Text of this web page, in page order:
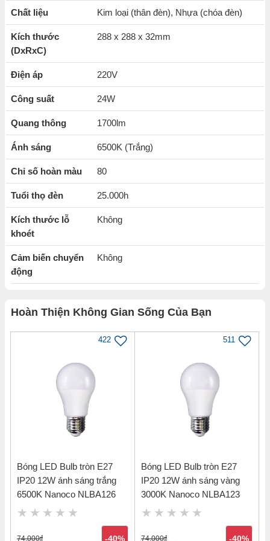
Hiệu suất chiếu sáng vượt trội, đèn có thể hoạt động
liên tục, bền bỉ, không bị nhấp nháytrong nhiều giờ
đồng hồ.
Khung kim loại chắn chắn màu trắng vô cùng sang trọng,
độ bền cao, kết hợp chóa đèn nhựa bảo vệ.
Tuổi thọ của đèn lên đến 25.000 giờ
Khả năngtiết kiệm điện năng hiệu quả
CRI>80phản ánh chân thực màu sắccủa vật thể được
chiếu sáng
Màu sắc đèn trung thực, phù hợp
khác nhau
Chất liệu Kim loại (thân đèn), Nhựa (chóa đèn)
Kích thước
(DxRxC)
288 x 288 x 32mm
Điện áp 220V
Công suất 24W
Quang thông 1700lm
Ánh sáng 6500K (Trắng)
Chỉ số hoàn màu 80
Tuổi thọ đèn 25.000h
Kích thước lỗ
khoét
Không
Cảm biến chuyển
động
Không
Hoàn Thiện Không Gian Sống Của Bạn
422
Bóng LED Bulb tròn E27
IP20 12W ánh sáng trắng
6500K Nanoco NLBA126
74,000đ -40%
511
Bóng LED Bulb tròn E27
IP20 12W ánh sáng vàng
3000K Nanoco NLBA123
74,000đ -40%